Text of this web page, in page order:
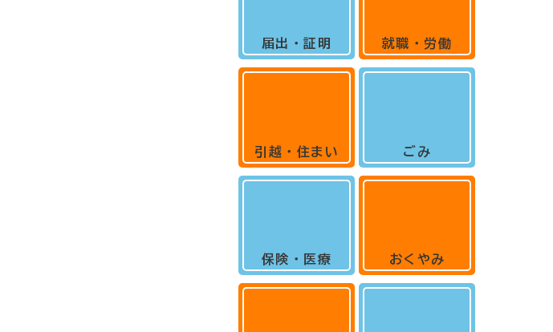
届出・証明
引越・住まい
保険・医療
就職・労働
ごみ
おくやみ